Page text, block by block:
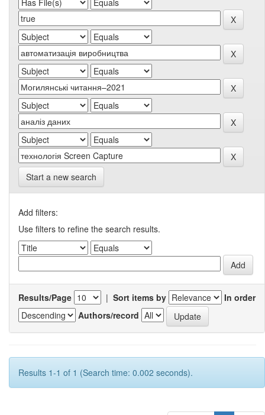
Start a new search
Add filters:
Use filters to refine the search results.
Results/Page | Sort items by
In order
Authors/record
Results 1-1 of 1 (Search time: 0.002 seconds).